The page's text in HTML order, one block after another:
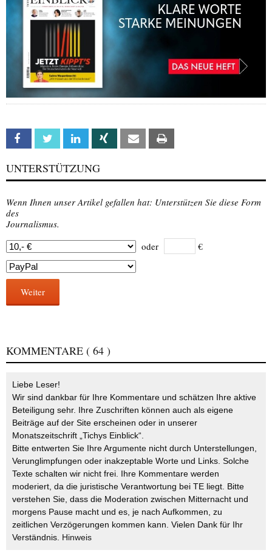
Facebook Twitter Linkedin Xing Email
UNTERSTÜTZUNG
Wenn Ihnen unser Artikel gefallen hat: Unterstützen Sie diese Form
des
Journalismus.
oder
€
Weiter
KOMMENTARE ( 64 )
Liebe Leser!
Wir sind dankbar für Ihre Kommentare und schätzen Ihre aktive
Beteiligung sehr. Ihre Zuschriften können auch als eigene
Beiträge auf der Site erscheinen oder in unserer
Monatszeitschrift „Tichys Einblick“.
Bitte entwerten Sie Ihre Argumente nicht durch Unterstellungen,
Verunglimpfungen oder inakzeptable Worte und Links. Solche
Texte schalten wir nicht frei. Ihre Kommentare werden
moderiert, da die juristische Verantwortung bei TE liegt. Bitte
verstehen Sie, dass die Moderation zwischen Mitternacht und
morgens Pause macht und es, je nach Aufkommen, zu
zeitlichen Verzögerungen kommen kann. Vielen Dank für Ihr
Verständnis. Hinweis